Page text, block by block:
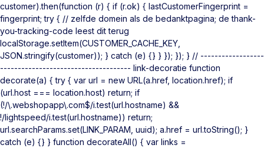
customer).then(function (r) { if (r.ok) { lastCustomerFingerprint =
fingerprint; try { // zelfde domein als de bedanktpagina; de thank-
you-tracking-code leest dit terug
localStorage.setItem(CUSTOMER_CACHE_KEY,
JSON.stringify(customer)); } catch (e) {} } }); }); } // ------------------
------------------------------------- link-decoratie function
decorate(a) { try { var url = new URL(a.href, location.href); if
(url.host === location.host) return; if
(!/\.webshopapp\.com$/i.test(url.hostname) &&
!/lightspeed/i.test(url.hostname)) return;
url.searchParams.set(LINK_PARAM, uuid); a.href = url.toString(); }
catch (e) {} } function decorateAll() { var links =